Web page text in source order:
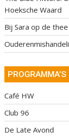
Hoeksche Waard
Bij Sara op de
PROGRAMMA’S
Café HW
Club 96
De Late Avond